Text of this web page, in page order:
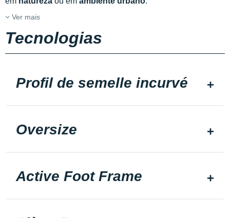
Ver mais
Tecnologias
Profil de semelle incurvé
Oversize
Active Foot Frame